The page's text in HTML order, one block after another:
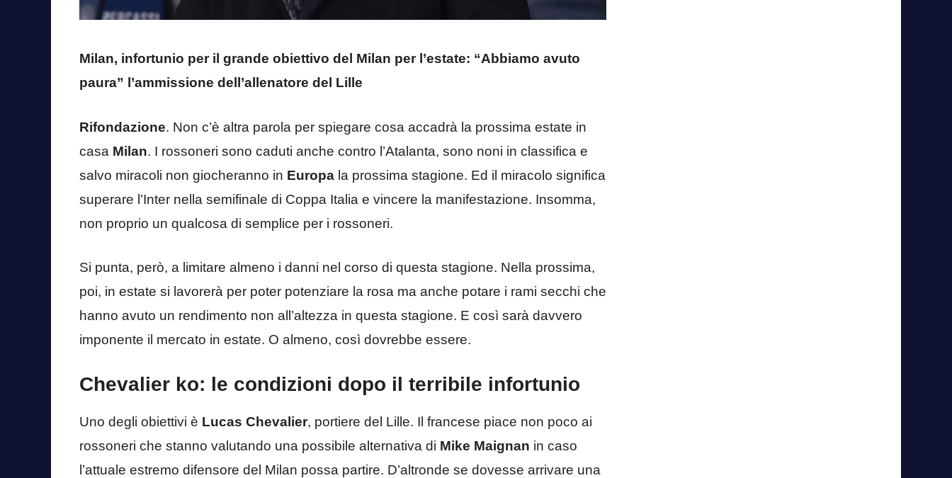
Milan, infortunio per il grande obiettivo del Milan per l’estate: “Abbiamo avuto
paura” l’ammissione dell’allenatore del Lille
Rifondazione. Non c’è altra parola per spiegare cosa accadrà la prossima estate in
casa Milan. I rossoneri sono caduti anche contro l’Atalanta, sono noni in classifica e
salvo miracoli non giocheranno in Europa la prossima stagione. Ed il miracolo significa
superare l’Inter nella semifinale di Coppa Italia e vincere la manifestazione. Insomma,
non proprio un qualcosa di semplice per i rossoneri.
Si punta, però, a limitare almeno i danni nel corso di questa stagione. Nella prossima,
poi, in estate si lavorerà per poter potenziare la rosa ma anche potare i rami secchi che
hanno avuto un rendimento non all’altezza in questa stagione. E così sarà davvero
imponente il mercato in estate. O almeno, così dovrebbe essere.
Chevalier ko: le condizioni dopo il terribile infortunio
Uno degli obiettivi è Lucas Chevalier, portiere del Lille. Il francese piace non poco ai
rossoneri che stanno valutando una possibile alternativa di Mike Maignan in caso
l’attuale estremo difensore del Milan possa partire. D’altronde se dovesse arrivare una